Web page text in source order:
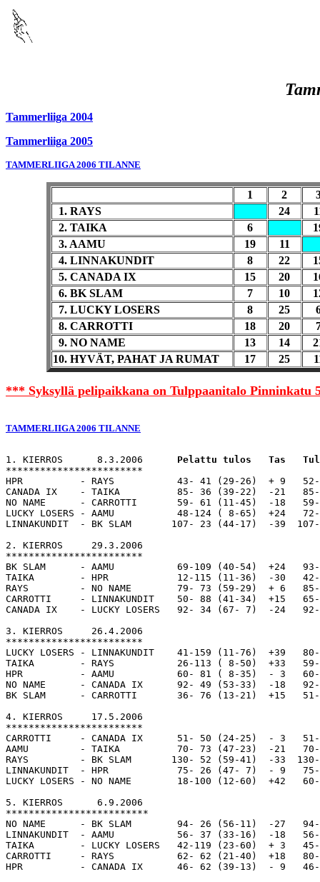
Tammerliiga 2004
Tammerliiga 2005
TAMMERLIIGA 2006 TILANNE
1 2
1. RAYS
24
2. TAIKA
6
3. AAMU
19
11
4. LINNAKUNDIT
8 22
5. CANADA IX
15 20
6. BK SLAM
7 10
7. LUCKY LOSERS
8 25
8. CARROTTI
18 20
9. NO NAME
13 14
10. HYVÄT, PAHAT JA RUMAT
17 25
*** Syksyllä pelipaikkana on Tulppaanitalo Pinninkatu
TAMMERLIIGA 2006 TILANNE
1. KIERROS      8.3.2006 Pelattu tulos   Tas
************************
HPR          - RAYS           43- 41 (29-26)  + 9
CANADA IX    - TAIKA          85- 36 (39-22)  -21
NO NAME      - CARROTTI       59- 61 (11-45)  -18
LUCKY LOSERS - AAMU           48-124 ( 8-65)  +24
LINNAKUNDIT  - BK SLAM       107- 23 (44-17)  -39
2. KIERROS     29.3.2006
************************
BK SLAM      - AAMU           69-109 (40-54)  +24
TAIKA        - HPR            12-115 (11-36)  -30
RAYS         - NO NAME        79- 73 (59-29)  + 6
CARROTTI     - LINNAKUNDIT    50- 88 (41-34)  +15
CANADA IX    - LUCKY LOSERS   92- 34 (67- 7)  -24
3. KIERROS     26.4.2006
************************
LUCKY LOSERS - LINNAKUNDIT    41-159 (11-76)  +39
TAIKA        - RAYS           26-113 ( 8-50)  +33
HPR          - AAMU           60- 81 ( 8-35)  - 3
NO NAME      - CANADA IX      92- 49 (53-33)  -18
BK SLAM      - CARROTTI       36- 76 (13-21)  +15
4. KIERROS     17.5.2006
************************
CARROTTI     - CANADA IX      51- 50 (24-25)  - 3
AAMU         - TAIKA          70- 73 (47-23)  -21
RAYS         - BK SLAM       130- 52 (59-41)  -33
LINNAKUNDIT  - HPR            75- 26 (47- 7)  - 9
LUCKY LOSERS - NO NAME        18-100 (12-60)  +42
5. KIERROS      6.9.2006
*************************
NO NAME      - BK SLAM        94- 26 (56-11)  -27
LINNAKUNDIT  - AAMU           56- 37 (33-16)  -18
TAIKA        - LUCKY LOSERS   42-119 (23-60)  + 3
CARROTTI     - RAYS           62- 62 (21-40)  +18
HPR          - CANADA IX      46- 62 (39-13)  - 9